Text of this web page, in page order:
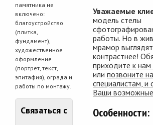
памятника не
включено:
благоустройство
(плитка,
фундамент),
художественное
оформление
(портрет, текст,
эпитафия), ограда и
работы по монтажу.
Связаться с
Уважаемые
модель стелы
работы. Но в
мрамор
контрастнее!
приходите к
илипозвоните
специалистам, и
Ваши
Особенности: